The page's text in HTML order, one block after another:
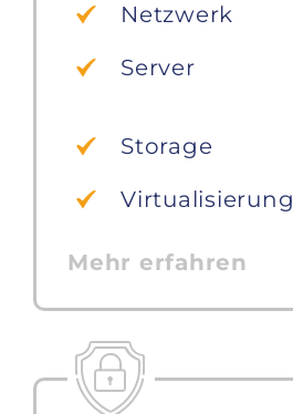
Netzwerk
Server
Storage
Virtualisierung
Mehr erfahren